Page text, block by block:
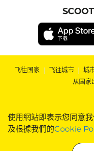
使用網站即表示您同意
及根據我們的Cookie
飞往国家 | 飞往城市 | 城
从国家